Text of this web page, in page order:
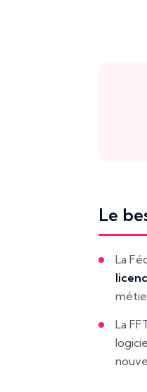
Le
La
La